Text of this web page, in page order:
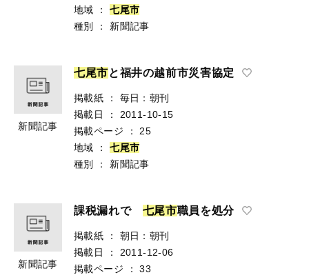
地域
： 七尾市
種別
： 新聞記事
新聞記事
七尾市と福井の越前市災害協定
掲載紙 ：
毎日：朝刊
掲載日
：
2011-10-15
掲載ページ
：
25
地域
： 七尾市
種別
： 新聞記事
新聞記事
課税漏れで 七尾市職員を処分
掲載紙 ：
朝日：朝刊
掲載日
：
2011-12-06
掲載ページ
：
33